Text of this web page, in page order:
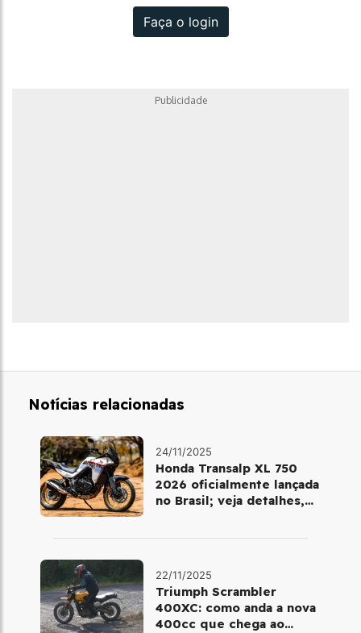
Faça o login
Publicidade
Notícias relacionadas
24/11/2025
Honda Transalp XL 750
2026 oficialmente lançada
no Brasil; veja detalhes,
22/11/2025
Triumph Scrambler
400XC: como anda a nova
400cc que chega ao